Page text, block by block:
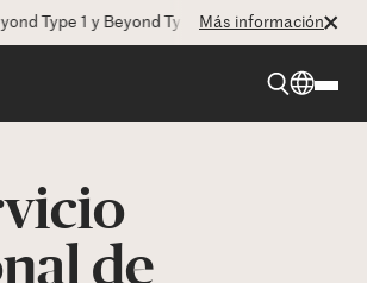
1 y Beyond Type 2! La CEO Deborah
Más información
de